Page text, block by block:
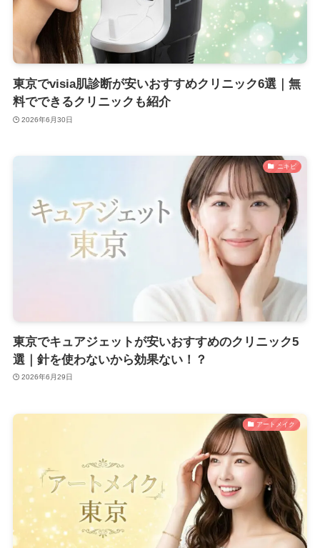
東京でvisia肌診断が安いおすすめクリニック6選｜無
料でできるクリニックも紹介
2026年6月30日
ニキビ
東京でキュアジェットが安いおすすめのクリニック5
選｜針を使わないから効果ない！？
2026年6月29日
アートメイク